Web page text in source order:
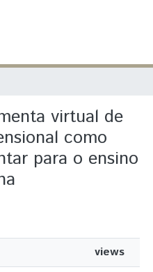
virtual de
como
para o ensino
views